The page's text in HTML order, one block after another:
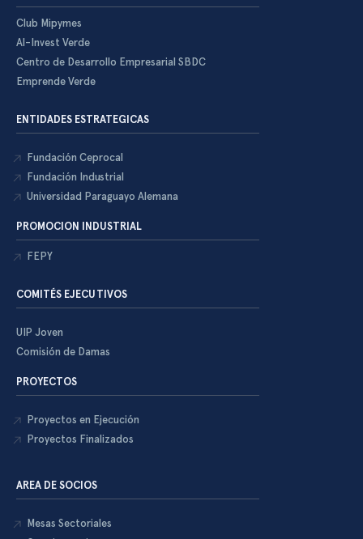
Club Mipymes
Al-Invest Verde
Centro de Desarrollo Empresarial SBDC
Emprende Verde
ENTIDADES ESTRATEGICAS
Fundación Ceprocal
Fundación Industrial
Universidad Paraguayo Alemana
PROMOCION INDUSTRIAL
FEPY
COMITÉS EJECUTIVOS
UIP Joven
Comisión de Damas
PROYECTOS
Proyectos en Ejecución
Proyectos Finalizados
AREA DE SOCIOS
Mesas Sectoriales